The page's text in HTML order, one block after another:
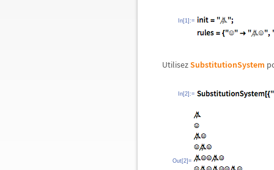
In[1]:=
UtilisezSubstitutionSystem
In[2]:=
Out[2]=